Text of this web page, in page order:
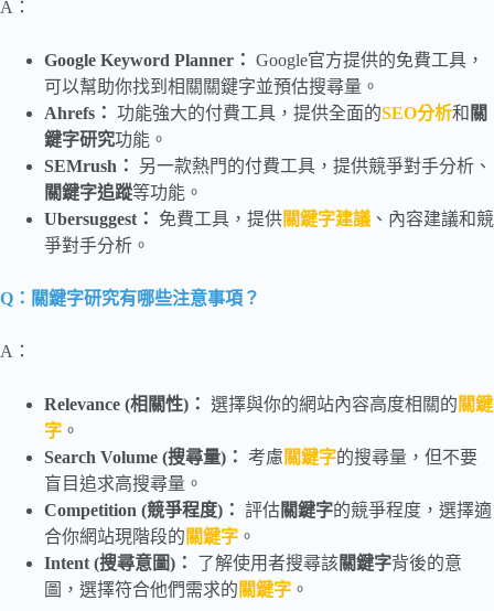
A：
Google Keyword Planner ： Google官方提供的免費工具，
可以幫助你找到相關關鍵字並預估搜尋量。
Ahrefs： 功能強大的付費工具，提供全面的SEO分析和 關
鍵字研究功能。
SEMrush：
另一款熱門的付費工具，提供競爭對手分析、
關鍵字追蹤等功能。
Ubersuggest：
免費工具，提供關鍵字建議 、內容建議和競
爭對手分析。
Q：關鍵字研究有哪些注意事項？
A：
Relevance (相關性)： 選擇與你的網站內容高度相關的 關鍵
字 。
Search Volume (搜尋量)： 考慮 關鍵字的搜尋量，但不要
盲目追求高搜尋量。
Competition (競爭程度)： 評估關鍵字的競爭程度，選擇適
合你網站現階段的 關鍵字 。
Intent (搜尋意圖)：
了解使用者搜尋該關鍵字背後的意
圖，選擇符合他們需求的 關鍵字 。